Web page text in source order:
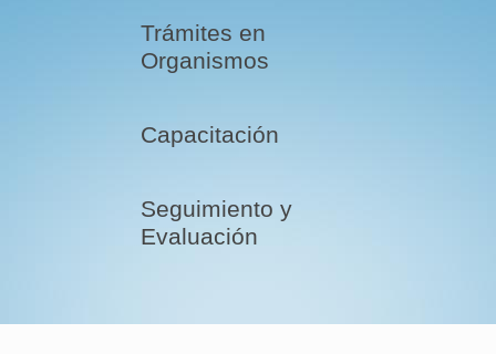
Trámites en
Organismos
Capacitación
Seguimiento y
Evaluación